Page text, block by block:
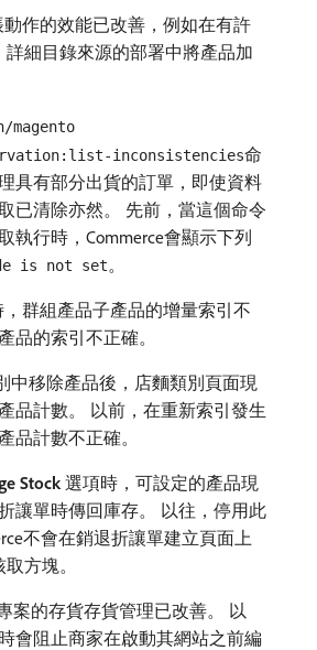
作的效能已改善，例如在有許
詳細目錄來源的部署中將產品加
magento
inconsistencies命
具有部分出貨的訂單，即使資料
已清除亦然。 先前，當這個命令
執行時，Commerce會顯示下列
is not set。
群組產品子產品的增量索引不
品的索引不正確。
中移除產品後，店麵類別頁面現
品計數。 以前，在重新索引發生
品計數不正確。
Stock​選項時，可設定的產品現
讓單時傳回庫存。 以往，停用此
不會在銷退折讓單建立頁面上
方塊。
案的存貨存貨管理已改善。 以
會阻止商家在啟動其網站之前編